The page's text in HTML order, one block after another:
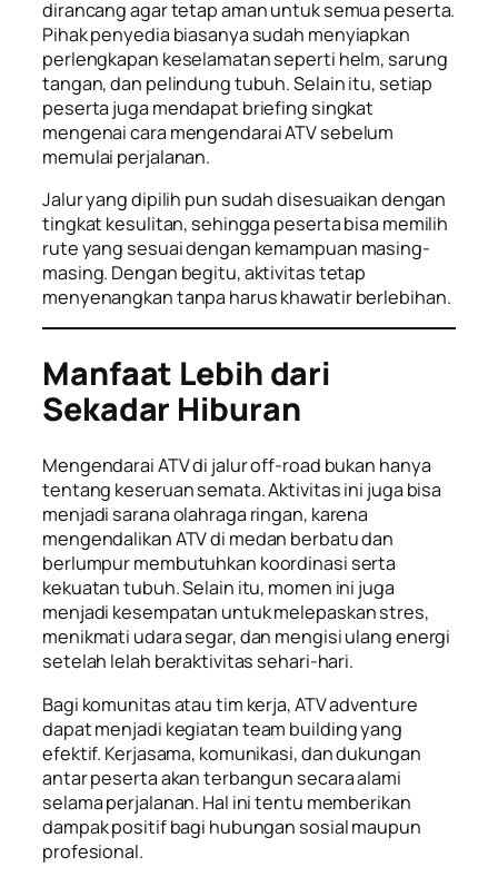
dirancang agar tetap aman untuk semua peserta.
Pihak penyedia biasanya sudah menyiapkan
perlengkapan keselamatan seperti helm, sarung
tangan, dan pelindung tubuh. Selain itu, setiap
peserta juga mendapat briefing singkat
mengenai cara mengendarai ATV sebelum
memulai perjalanan.
Jalur yang dipilih pun sudah disesuaikan dengan
tingkat kesulitan, sehingga peserta bisa memilih
rute yang sesuai dengan kemampuan masing-
masing. Dengan begitu, aktivitas tetap
menyenangkan tanpa harus khawatir berlebihan.
Manfaat Lebih dari
Sekadar Hiburan
Mengendarai ATV di jalur off-road bukan hanya
tentang keseruan semata. Aktivitas ini juga bisa
menjadi sarana olahraga ringan, karena
mengendalikan ATV di medan berbatu dan
berlumpur membutuhkan koordinasi serta
kekuatan tubuh. Selain itu, momen ini juga
menjadi kesempatan untuk melepaskan stres,
menikmati udara segar, dan mengisi ulang energi
setelah lelah beraktivitas sehari-hari.
Bagi komunitas atau tim kerja, ATV adventure
dapat menjadi kegiatanteam buildingyang
efektif. Kerjasama, komunikasi, dan dukungan
antar peserta akan terbangun secara alami
selama perjalanan. Hal ini tentu memberikan
dampak positif bagi hubungan sosial maupun
profesional.